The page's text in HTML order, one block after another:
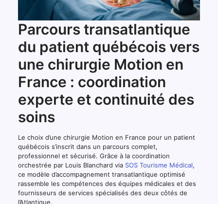
Parcours transatlantique
du patient québécois vers
une chirurgie Motion en
France : coordination
experte et continuité des
soins
Le choix d’une chirurgie Motion en France pour un patient
québécois s’inscrit dans un parcours complet,
professionnel et sécurisé. Grâce à la coordination
orchestrée par Louis Blanchard via SOS Tourisme Médical,
ce modèle d’accompagnement transatlantique optimisé
rassemble les compétences des équipes médicales et des
fournisseurs de services spécialisés des deux côtés de
l’Atlantique.